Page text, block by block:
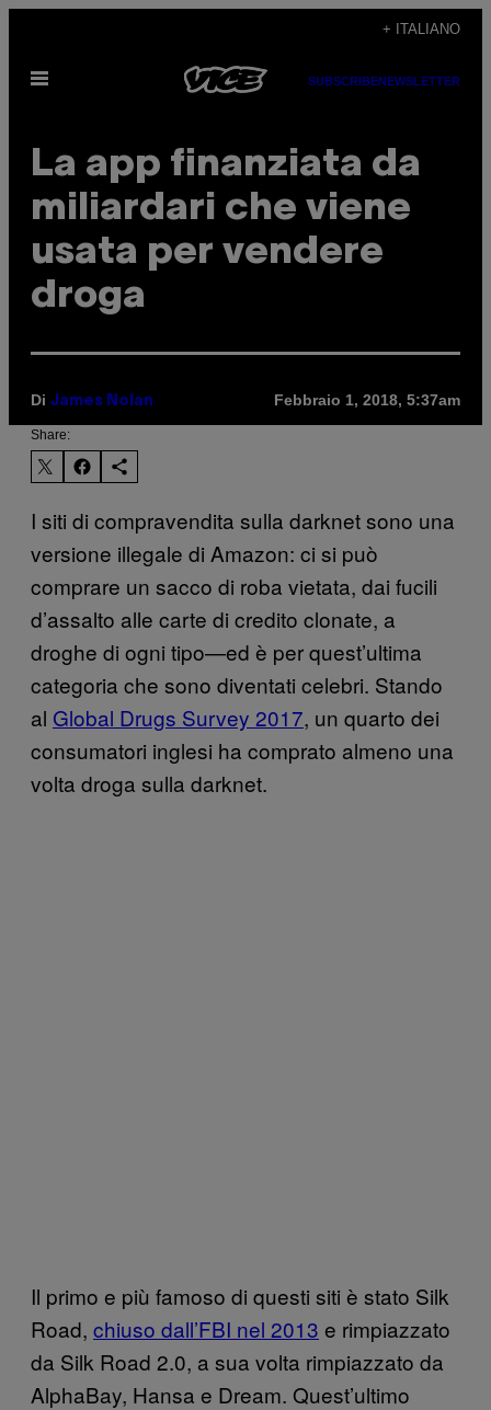
contenuto
+ ITALIANO
Apri
SUBSCRIBENEWSLETTER
La app finanziata da
miliardari che viene
usata per vendere
droga
Di James Nolan Febbraio 1, 2018, 5:37am
Share:
I siti di compravendita sulla darknet sono una
versione illegale di Amazon: ci si può
comprare un sacco di roba vietata, dai fucili
d’assalto alle carte di credito clonate, a
droghe di ogni tipo—ed è per quest’ultima
categoria che sono diventati celebri. Stando
al Global Drugs Survey 2017, un quarto dei
consumatori inglesi ha comprato almeno una
volta droga sulla darknet.
Il primo e più famoso di questi siti è stato Silk
Road, chiuso dall’FBI nel 2013 e rimpiazzato
da Silk Road 2.0, a sua volta rimpiazzato da
AlphaBay, Hansa e Dream. Quest’ultimo